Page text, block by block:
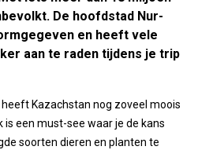
De hoofdstad Nur-
en heeft vele
aan te raden tijdens je trip
Kazachstan nog zoveel moois
is een must-see waar je de kans
soorten dieren en planten te